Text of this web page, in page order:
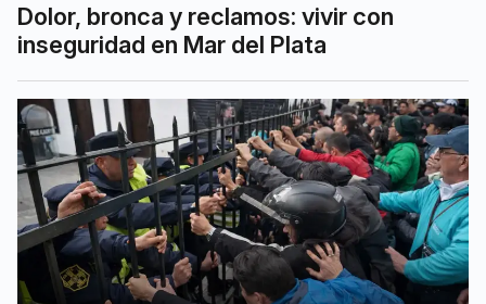
Dolor, bronca y reclamos: vivir con
inseguridad en Mar del Plata